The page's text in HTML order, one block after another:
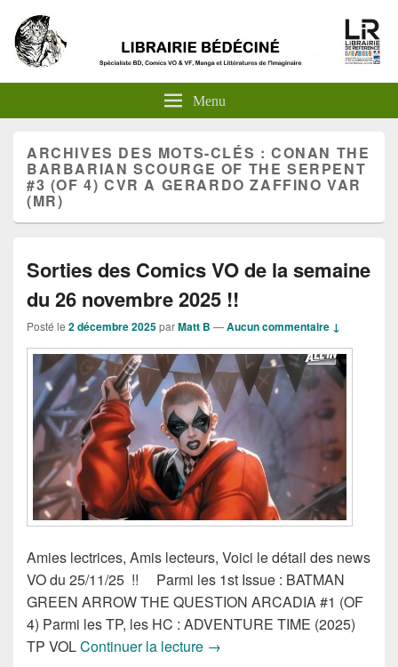
Menu
ARCHIVES DES MOTS-CLÉS :CONAN THE
BARBARIAN SCOURGE OF THE SERPENT
#3 (OF 4) CVR A GERARDO ZAFFINO VAR
(MR)
Sorties des Comics VO de la semaine
du 26 novembre 2025 !!
Posté le 2 décembre 2025parMatt B —Aucun commentaire ↓
Amies lectrices, Amis lecteurs, Voici le détail des news
VO du 25/11/25 !! Parmi les 1st Issue : BATMAN
GREEN ARROW THE QUESTION ARCADIA #1 (OF
4) Parmi les TP, les HC : ADVENTURE TIME (2025)
TP VOLContinuer la lecture Sorties des Comics VO de la
→